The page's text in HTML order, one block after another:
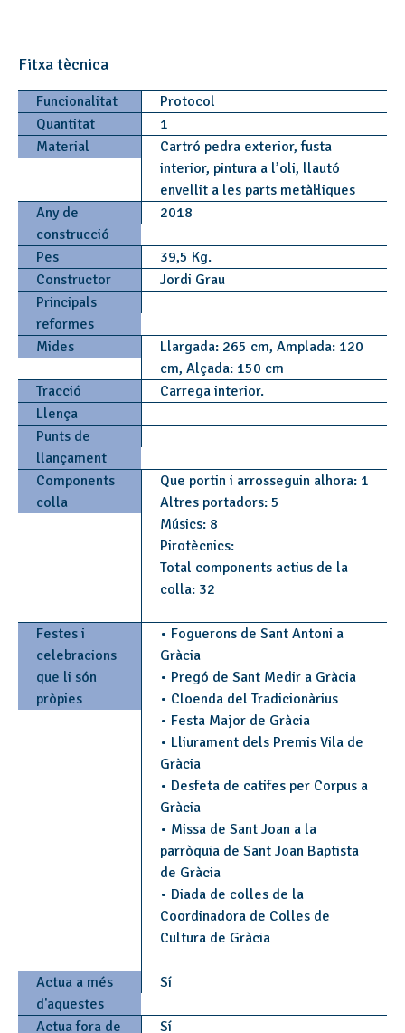
Fitxa tècnica
Funcionalitat
Protocol
Quantitat
1
Material
Cartró pedra exterior, fusta
interior, pintura a l’oli, llautó
envellit a les parts metàl·liques
Any de
construcció
2018
Pes
39,5 Kg.
Constructor
Jordi Grau
Principals
reformes
Mides
Llargada: 265 cm, Amplada: 120
cm, Alçada: 150 cm
Tracció
Carrega interior.
Llença
Punts de
llançament
Components
colla
Que portin i arrosseguin alhora: 1
Altres portadors: 5
Músics: 8
Pirotècnics:
Total components actius de la
colla: 32
Festes i
celebracions
que li són
pròpies
• Foguerons de Sant Antoni a
Gràcia
• Pregó de Sant Medir a Gràcia
• Cloenda del Tradicionàrius
• Festa Major de Gràcia
• Lliurament dels Premis Vila de
Gràcia
• Desfeta de catifes per Corpus a
Gràcia
• Missa de Sant Joan a la
parròquia de Sant Joan Baptista
de Gràcia
• Diada de colles de la
Coordinadora de Colles de
Cultura de Gràcia
Actua a més
d'aquestes
Sí
Actua fora de
Sí